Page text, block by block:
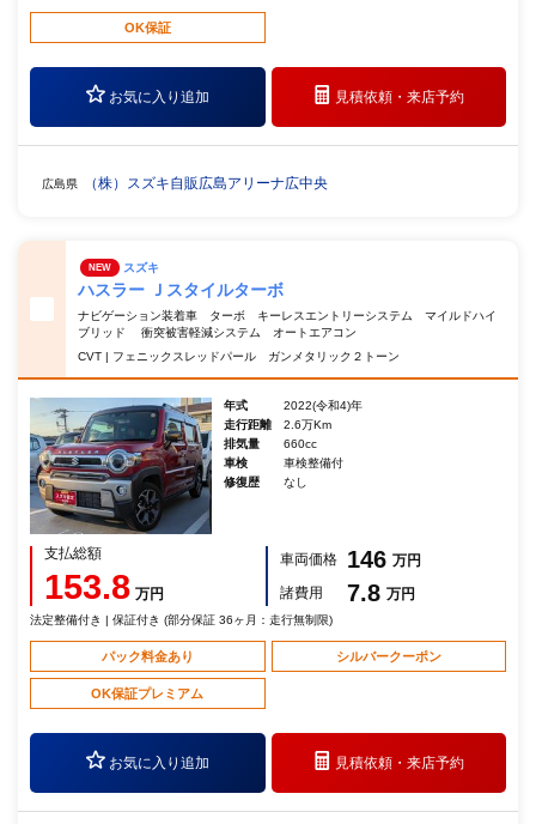
OK保証
お気に入り追加 見積依頼・来店予約
広島県 （株）スズキ自販広島アリーナ広中央
NEW スズキ
ハスラー Ｊスタイルターボ
ナビゲーション装着車 ターボ キーレスエントリーシステム マイルドハイ
ブリッド 衝突被害軽減システム オートエアコン
CVT | フェニックスレッドパール ガンメタリック２トーン
年式
2022(令和4)年
走行距離
2.6万Km
排気量
660cc
車検
車検整備付
修復歴
なし
支払総額
153.8 万円
車両価格 146 万円
諸費用
7.8 万円
法定整備付き | 保証付き (部分保証 36ヶ月：走行無制限)
パック料金あり シルバークーポン
OK保証プレミアム
お気に入り追加 見積依頼・来店予約